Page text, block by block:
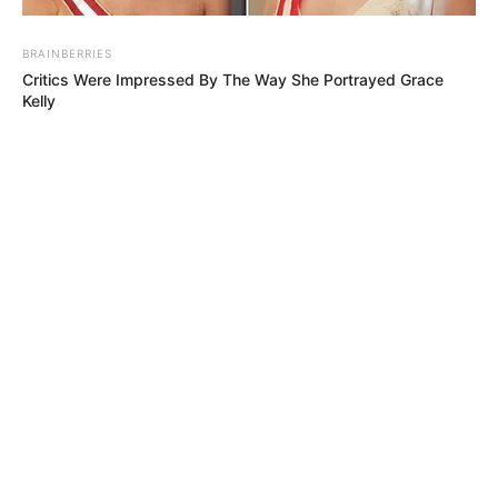
Urlaubsinsel
Insel
spanischer
BRAINBERRIES
Critics Were Impressed By The Way She Portrayed Grace
Kelly